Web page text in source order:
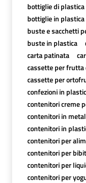
bottiglie di plastica
bottiglie in
buste e sacchetti
buste in plastica
carta patinata
cassette per frutta
cassette per
confezioni in
contenitori creme
contenitori in
contenitori in
contenitori per
contenitori per
contenitori per
contenitori per